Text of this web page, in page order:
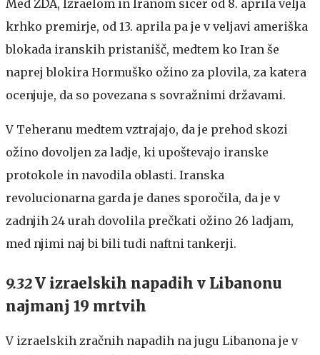
Med ZDA, Izraelom in Iranom sicer od 8. aprila velja
krhko premirje, od 13. aprila pa je v veljavi ameriška
blokada iranskih pristanišč, medtem ko Iran še
naprej blokira Hormuško ožino za plovila, za katera
ocenjuje, da so povezana s sovražnimi državami.
V Teheranu medtem vztrajajo, da je prehod skozi
ožino dovoljen za ladje, ki upoštevajo iranske
protokole in navodila oblasti. Iranska
revolucionarna garda je danes sporočila, da je v
zadnjih 24 urah dovolila prečkati ožino 26 ladjam,
med njimi naj bi bili tudi naftni tankerji.
9.32V izraelskih napadih v Libanonu
najmanj 19 mrtvih
V izraelskih zračnih napadih na jugu Libanona je v